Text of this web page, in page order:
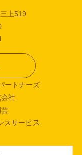
上519
ートナーズ
社
芸
スサービス